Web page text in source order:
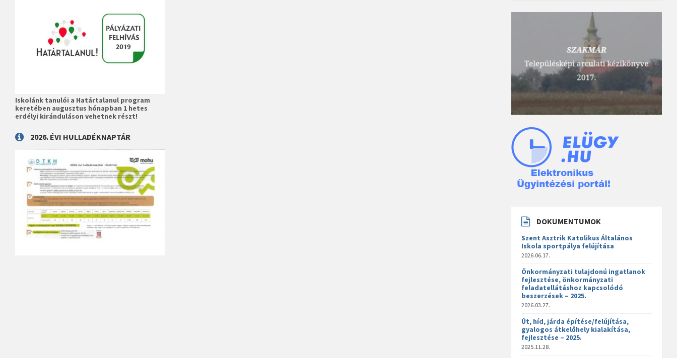
Iskolánk tanulói a Határtalanul program
keretében augusztus hónapban 1 hetes
erdélyi kiránduláson vehetnek részt!
2026. ÉVI HULLADÉKNAPTÁR
DOKUMENTUMOK
Szent Asztrik Katolikus Általános
Iskola sportpálya felújítása
2026.06.17.
Önkormányzati tulajdonú ingatlanok
fejlesztése, önkormányzati
feladatellátáshoz kapcsolódó
beszerzések – 2025.
2026.03.27.
Út, híd, járda építése/felújítása,
gyalogos átkelőhely kialakítása,
fejlesztése – 2025.
2025.11.28.